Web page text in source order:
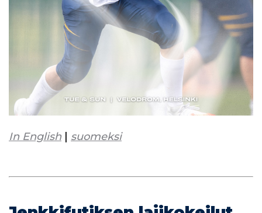
In English| suomeksi